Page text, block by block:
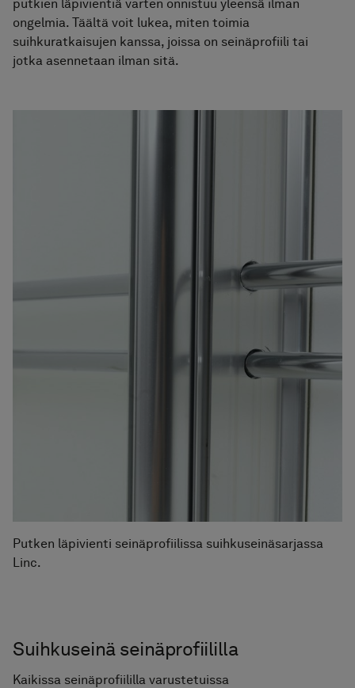
Pyyhekuivaimet
Graniittikeramiikka
putkien läpivientiä varten onnistuu yleensä ilman
ongelmia. Täältä voit lukea, miten toimia
suihkuratkaisujen kanssa, joissa on seinäprofiili tai
jotka asennetaan ilman sitä.
Putken läpivienti seinäprofiilissa suihkuseinäsarjassa
Linc.
Suihkuseinä seinäprofiililla
Kaikissa seinäprofiililla varustetuissa